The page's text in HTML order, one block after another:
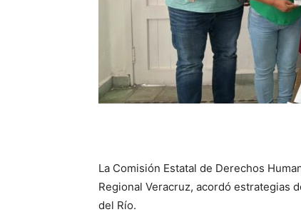
La Comisión Estatal de Derechos
Regional Veracruz, acordó estrategias
del Río.